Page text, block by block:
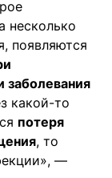
несколько
появляются
заболевания
какой-то
потеря
, то
—